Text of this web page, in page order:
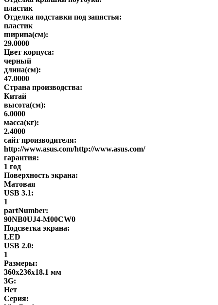
пластик
Отделка подставки под запястья:
пластик
ширина(см):
29.0000
Цвет корпуса:
черный
длина(см):
47.0000
Страна производства:
Китай
высота(см):
6.0000
масса(кг):
2.4000
сайт производителя:
http://www.asus.com/http://www.asus.com/
гарантия:
1 год
Поверхность экрана:
Матовая
USB 3.1:
1
partNumber:
90NB0UJ4-M00CW0
Подсветка экрана:
LED
USB 2.0:
1
Размеры:
360х236х18.1 мм
3G:
Нет
Серия: